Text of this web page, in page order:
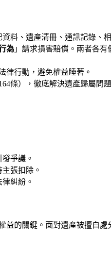
料、遺產清冊、通訊記錄、
為 」請求損害賠償。兩者各
律行動，避免權益睡著。
條），徹底解決遺產歸屬問
爭議。
張扣除。
糾紛。
益的關鍵。面對遺產被擅自處